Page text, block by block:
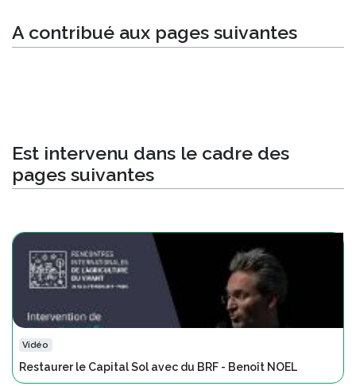
A contribué aux pages suivantes
Est intervenu dans le cadre des
pages suivantes
Vidéo
Restaurer le Capital Sol avec du BRF - Benoît NOEL